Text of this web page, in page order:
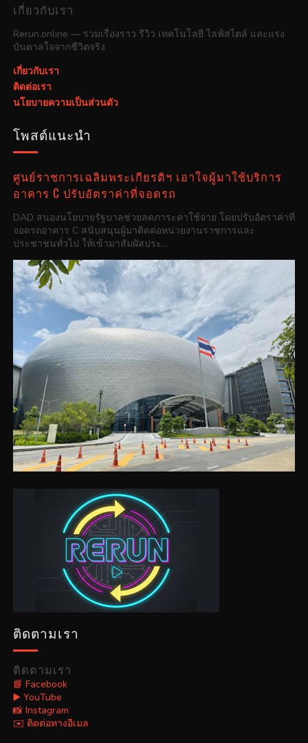
เกี่ยวกับเรา
Rerun.online — รวมเรื่องราว รีวิว เทคโนโลยี ไลฟ์สไตล์ และแรง
บันดาลใจจากชีวิตจริง
เกี่ยวกับเรา
ติดต่อเรา
นโยบายความเป็นส่วนตัว
โพสต์แนะนำ
ศูนย์ราชการเฉลิมพระเกียรติฯ เอาใจผู้มาใช้บริการ
อาคาร C ปรับอัตราค่าที่จอดรถ
DAD สนองนโยบายรัฐบาลช่วยลดภาระค่าใช้จ่าย โดยปรับอัตราค่าที่
จอดรถอาคาร C สนับสนุนผู้มาติดต่อหน่วยงานราชการและ
ประชาชนทั่วไป ให้เข้ามาสัมผัสประ...
ติดตามเรา
ติดตามเรา
📘 Facebook
▶️ YouTube
📸 Instagram
✉️ ติดต่อทางอีเมล